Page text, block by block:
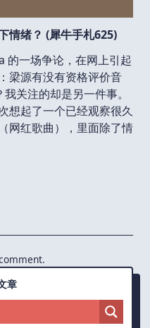
情绪？ (犀牛手札625)
的一场争论，在网上引起
梁源有没有资格评价音
关注的却是另一件事。
想起了一个已经观察很久
网红歌曲），里面除了情
章